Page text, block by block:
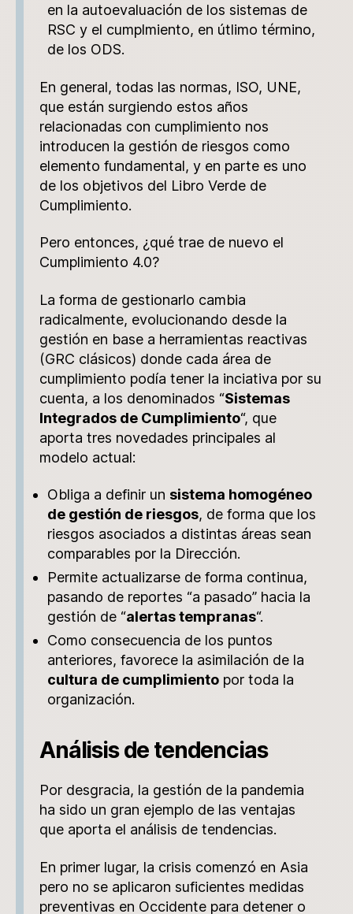
en la autoevaluación de los sistemas de
RSC y el cumplmiento, en útlimo término,
de los ODS.
En general, todas las normas, ISO, UNE,
que están surgiendo estos años
relacionadas con cumplimiento nos
introducen la gestión de riesgos como
elemento fundamental, y en parte es uno
de los objetivos del Libro Verde de
Cumplimiento.
Pero entonces, ¿qué trae de nuevo el
Cumplimiento 4.0?
La forma de gestionarlo cambia
radicalmente, evolucionando desde la
gestión en base a herramientas reactivas
(GRC clásicos) donde cada área de
cumplimiento podía tener la inciativa por su
cuenta, a los denominados “Sistemas
Integrados de Cumplimiento“, que
aporta tres novedades principales al
modelo actual:
Obliga a definir un sistema homogéneo
de gestión de riesgos, de forma que los
riesgos asociados a distintas áreas sean
comparables por la Dirección.
Permite actualizarse de forma continua,
pasando de reportes “a pasado” hacia la
gestión de “alertas tempranas“.
Como consecuencia de los puntos
anteriores, favorece la asimilación de la
cultura de cumplimiento por toda la
organización.
Análisis de tendencias
Por desgracia, la gestión de la pandemia
ha sido un gran ejemplo de las ventajas
que aporta el análisis de tendencias.
En primer lugar, la crisis comenzó en Asia
pero no se aplicaron suficientes medidas
preventivas en Occidente para detener o